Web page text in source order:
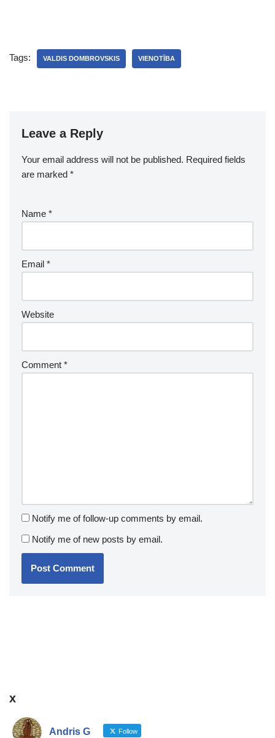
Tags: VALDIS DOMBROVSKIS VIENOTĪBA
Leave a Reply
Your email address will not be published. Required fields
are marked *
Name *
Email *
Website
Comment *
Notify me of follow-up comments by email.
Notify me of new posts by email.
x
Andris G Follow